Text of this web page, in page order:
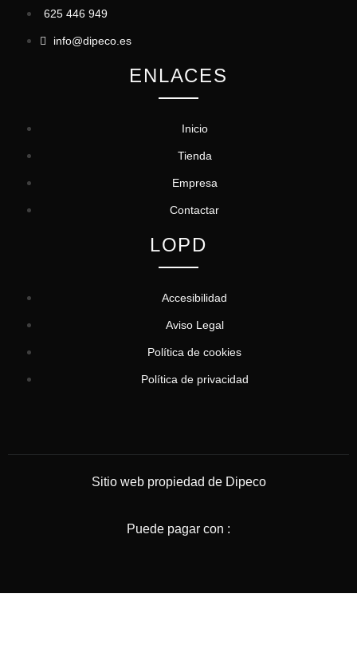
625 446 949
info@dipeco.es
ENLACES
Inicio
Tienda
Empresa
Contactar
LOPD
Accesibilidad
Aviso Legal
Política de cookies
Política de privacidad
Puede pagar con :
Sitio web propiedad de Dipeco